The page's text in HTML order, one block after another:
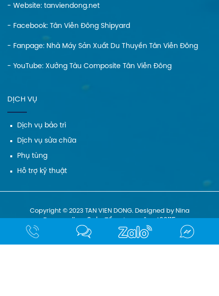
- Website: tanviendong.net
- Facebook: Tân Viễn Đông Shipyard
- Fanpage: Nhà Máy Sản Xuất Du Thuyền Tân Viễn Đông
- YouTube: Xưởng Tàu Composite Tân Viễn Đông
DỊCH VỤ
Dịch vụ bảo trì
Dịch vụ sửa chữa
Phụ tùng
Hỗ trợ kỹ thuật
Copyright © 2023 TAN VIEN DONG. Designed by Nina